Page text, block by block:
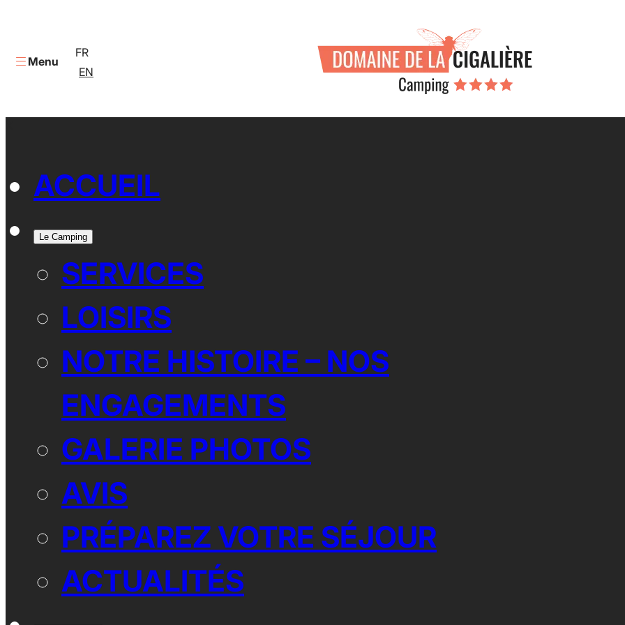
Menu
FR
EN
ACCUEIL
Le Camping
SERVICES
LOISIRS
NOTRE HISTOIRE – NOS
ENGAGEMENTS
GALERIE PHOTOS
AVIS
PRÉPAREZ VOTRE SÉJOUR
ACTUALITÉS